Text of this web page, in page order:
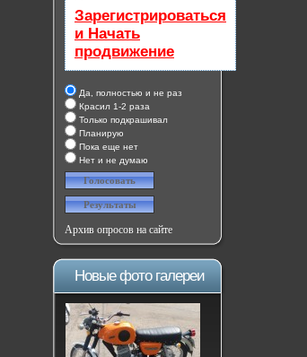
Зарегистрироваться
и Начать
продвижение
Да, полностью и не раз
Красил 1-2 раза
Только подкрашивал
Планирую
Пока еще нет
Нет и не думаю
Архив опросов на сайте
Новые фото галереи